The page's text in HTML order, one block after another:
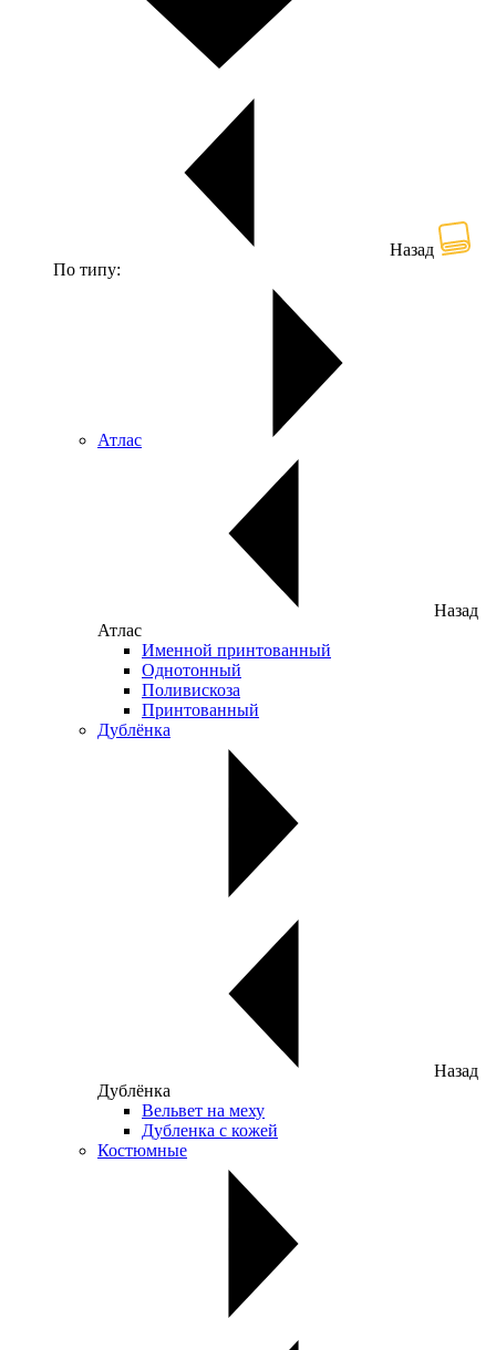
Назад
По типу:
Атлас
Назад
Атлас
Именной принтованный
Однотонный
Поливискоза
Принтованный
Дублёнка
Назад
Дублёнка
Вельвет на меху
Дубленка с кожей
Костюмные